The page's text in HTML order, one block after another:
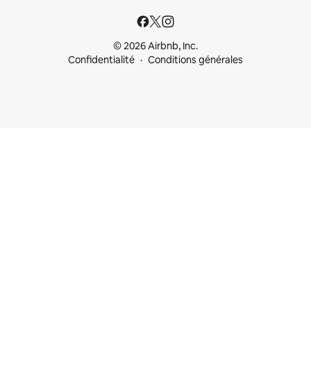
© 2026 Airbnb, Inc.
Confidentialité
Conditions générales